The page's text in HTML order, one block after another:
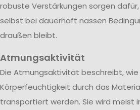
robuste Verstärkungen sorgen
selbst bei dauerhaft nassen
draußen bleibt.
Atmungsaktivität
Die Atmungsaktivität beschreibt,
Körperfeuchtigkeit durch das
transportiert werden. Sie wird meist